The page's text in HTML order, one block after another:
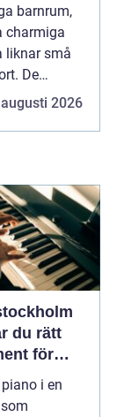
barnrum,
charmiga
liknar små
De
2026
du rätt
för
scen
i en